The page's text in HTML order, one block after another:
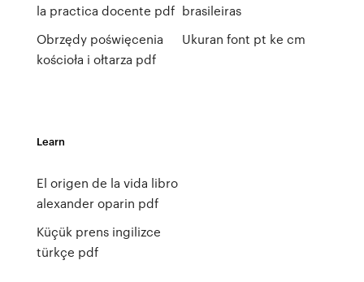
la practica docente pdf
Obrzędy poświęcenia
kościoła i ołtarza pdf
brasileiras
Ukuran font pt ke cm
Learn
El origen de la vida libro
alexander oparin pdf
Küçük prens ingilizce
türkçe pdf